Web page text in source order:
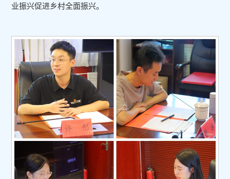
业振兴促进乡村全面振兴。